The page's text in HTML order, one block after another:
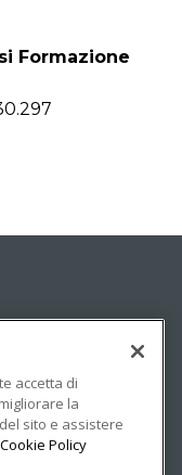
Formazione
09293820156
accetta di
la
sito e assistere
Policy